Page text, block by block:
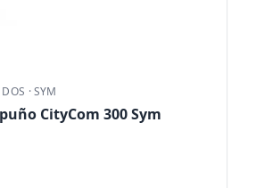
·SYM
CityCom 300 Sym